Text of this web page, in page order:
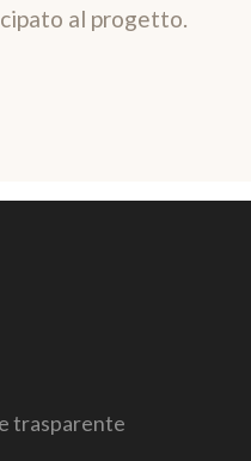
al progetto.
trasparente